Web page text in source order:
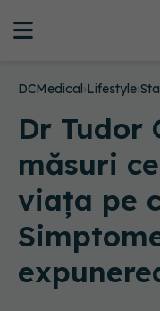
DCMedical›Lifestyle›
Dr Tudor
măsuri
viața pe